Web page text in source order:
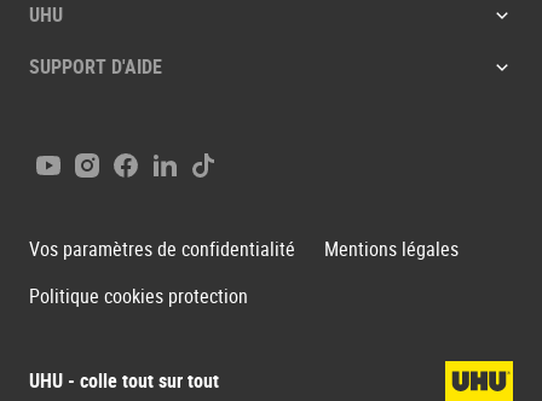
UHU
SUPPORT D'AIDE
UHU - colle tout sur tout
YoutubeInstagram
Facebook
LinkedIn
Tiktok
Vos paramètres de confidentialité
Mentions légales
Politique cookies protection